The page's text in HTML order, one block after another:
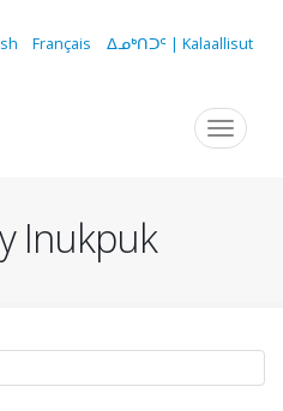
Français ᐃᓄᒃᑎᑐᑦ | Kalaallisut
Toggle
Inukpuk